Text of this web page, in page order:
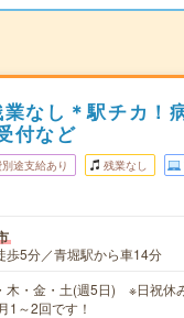
なし＊駅チカ！
付など
途支給あり 残業なし
歩5分／青堀駅から車14分
木・金・土(週5日) ※日祝休
1～2回です！